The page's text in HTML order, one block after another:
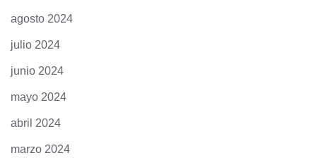
agosto 2024
julio 2024
junio 2024
mayo 2024
abril 2024
marzo 2024